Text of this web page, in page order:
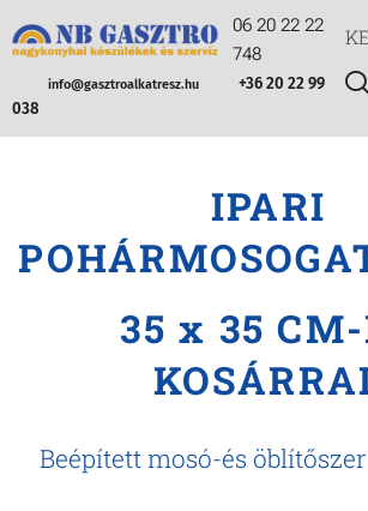
06 20 22 22
748
info@gasztroalkatresz.hu
+36 20 22 99
038
IPARI
35 x 35 CM-
Beépített mosó-és